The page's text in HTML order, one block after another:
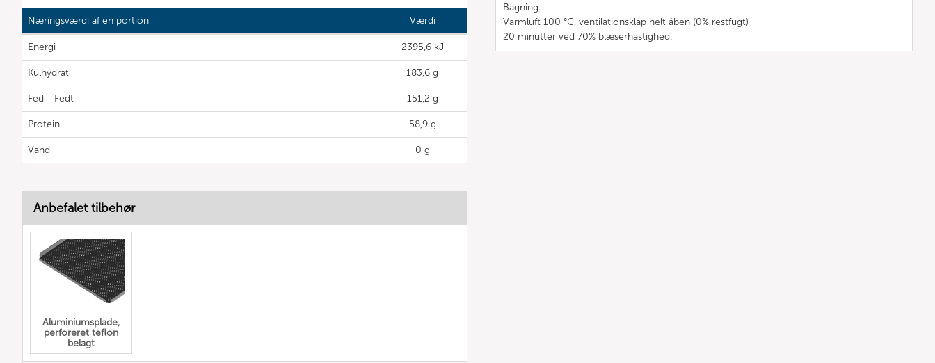
Næringsværdi af en portion Værdi
Energi 2395,6 kJ
Kulhydrat 183,6 g
Fed - Fedt 151,2 g
Protein 58,9 g
Vand 0 g
Bagning:
Varmluft 100 °C, ventilationsklap helt åben (0% restfugt)
20 minutter ved 70% blæserhastighed.
Anbefalet tilbehør
Aluminiumsplade,
perforeret teflon
belagt